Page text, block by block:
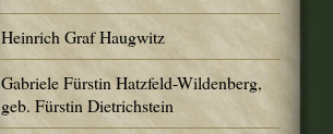
Heinrich Graf Haugwitz
Gabriele Fürstin Hatzfeld-Wildenberg,
geb. Fürstin Dietrichstein